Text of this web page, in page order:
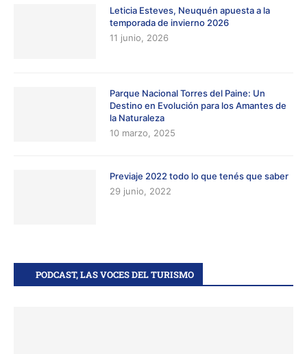
Leticia Esteves, Neuquén apuesta a la
temporada de invierno 2026
11 junio, 2026
Parque Nacional Torres del Paine: Un
Destino en Evolución para los Amantes de
la Naturaleza
10 marzo, 2025
Previaje 2022 todo lo que tenés que saber
29 junio, 2022
PODCAST, LAS VOCES DEL TURISMO